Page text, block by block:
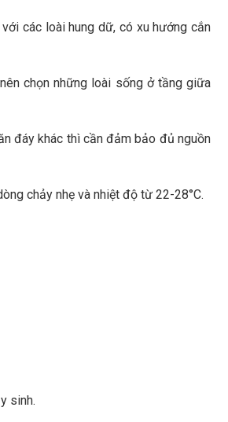
các loài hung dữ, có xu hướng cắn
chọn những loài sống ở tầng giữa
đáy khác thì cần đảm bảo đủ nguồn
chảy nhẹ và nhiệt độ từ 22-28°C.
sinh.